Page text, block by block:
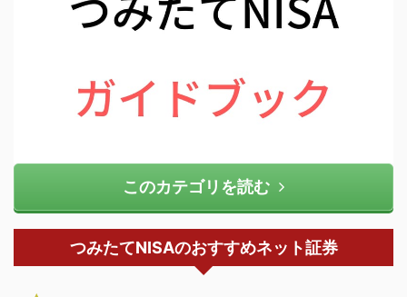
このカテゴリを読む
つみたてNISAのおすすめネット証券